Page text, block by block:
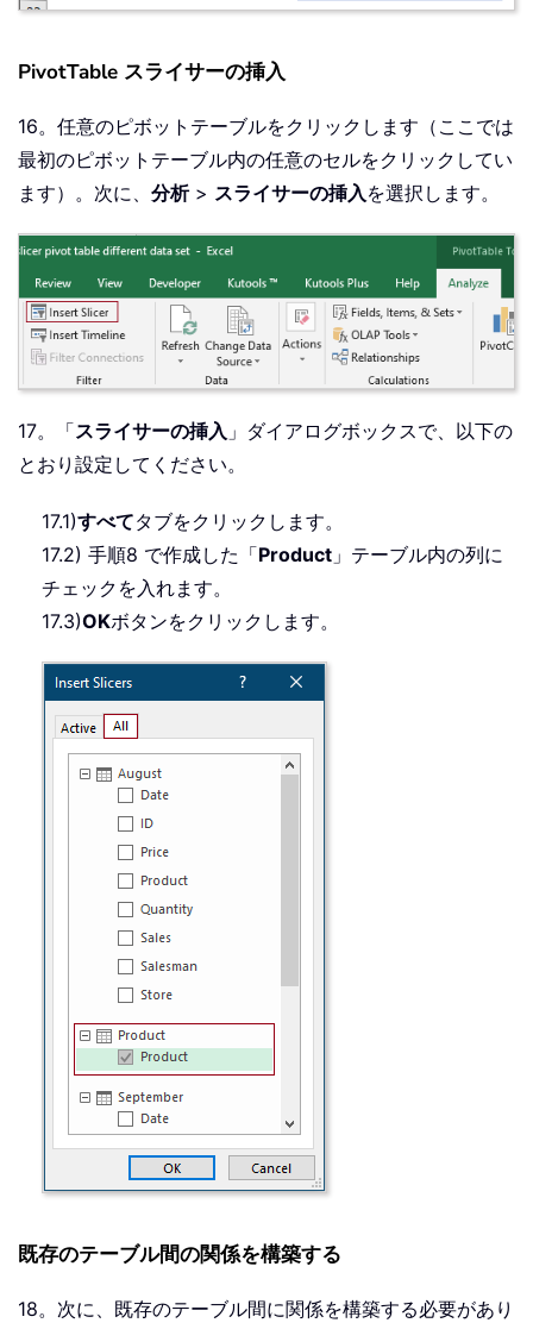
PivotTable スライサーの挿入
16。任意のピボットテーブルをクリックします（ここでは
最初のピボットテーブル内の任意のセルをクリックしてい
ます）。次に、 分析> スライサーの挿入 を選択します。
17。「スライサーの挿入 」ダイアログボックスで、以下の
とおり設定してください。
17.1)すべてタブをクリックします。
17.2) 手順8 で作成した「Product 」テーブル内の列に
チェックを入れます。
17.3)OKボタンをクリックします。
既存のテーブル間の関係を構築する
18。次に、既存のテーブル間に関係を構築する必要があり